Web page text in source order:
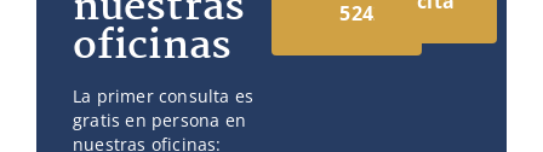
oficinas
La primer consulta es
gratis en persona en
nuestras oficinas:
5242